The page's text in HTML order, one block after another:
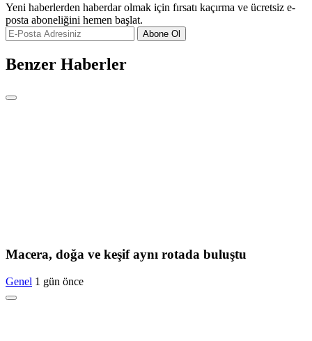
Yeni haberlerden haberdar olmak için fırsatı kaçırma ve ücretsiz e-
posta aboneliğini hemen başlat.
Abone Ol
Benzer Haberler
Macera, doğa ve keşif aynı rotada buluştu
Genel 1 gün önce